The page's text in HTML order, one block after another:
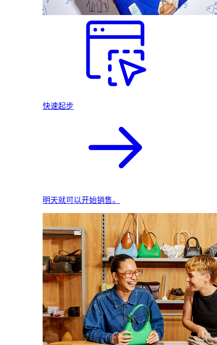
快速起步
明天就可以开始销售。